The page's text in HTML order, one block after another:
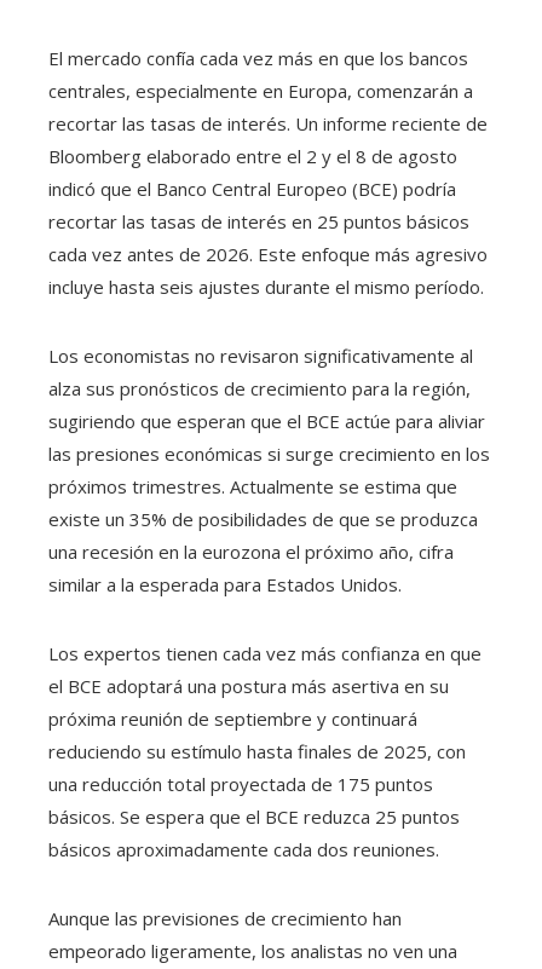
El mercado confía cada vez más en que los bancos
centrales, especialmente en Europa, comenzarán a
recortar las tasas de interés. Un informe reciente de
Bloomberg elaborado entre el 2 y el 8 de agosto
indicó que el Banco Central Europeo (BCE) podría
recortar las tasas de interés en 25 puntos básicos
cada vez antes de 2026. Este enfoque más agresivo
incluye hasta seis ajustes durante el mismo período.
Los economistas no revisaron significativamente al
alza sus pronósticos de crecimiento para la región,
sugiriendo que esperan que el BCE actúe para aliviar
las presiones económicas si surge crecimiento en los
próximos trimestres. Actualmente se estima que
existe un 35% de posibilidades de que se produzca
una recesión en la eurozona el próximo año, cifra
similar a la esperada para Estados Unidos.
Los expertos tienen cada vez más confianza en que
el BCE adoptará una postura más asertiva en su
próxima reunión de septiembre y continuará
reduciendo su estímulo hasta finales de 2025, con
una reducción total proyectada de 175 puntos
básicos. Se espera que el BCE reduzca 25 puntos
básicos aproximadamente cada dos reuniones.
Aunque las previsiones de crecimiento han
empeorado ligeramente, los analistas no ven una